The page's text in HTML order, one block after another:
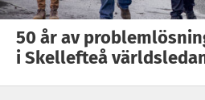
50 år av
i Skellefteå